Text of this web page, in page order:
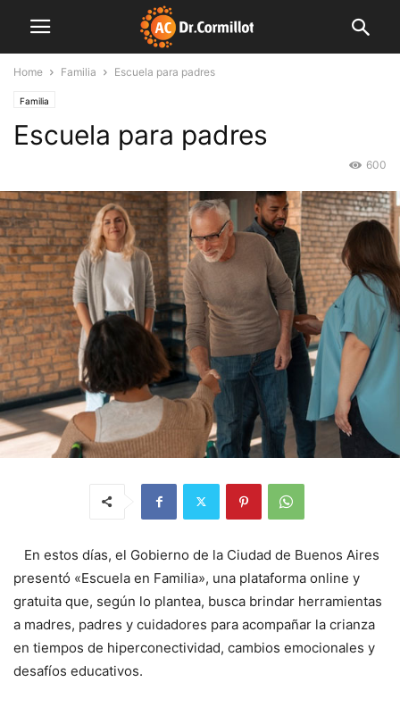
Home Familia Escuela para padres
Familia
Escuela para padres
600
En estos días, el Gobierno de la Ciudad de Buenos Aires
presentó «Escuela en Familia», una plataforma online y
gratuita que, según lo plantea, busca brindar herramientas
a madres, padres y cuidadores para acompañar la crianza
en tiempos de hiperconectividad, cambios emocionales y
desafíos educativos.